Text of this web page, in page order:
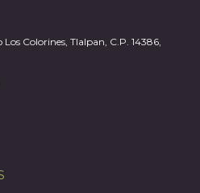
Colorines, Tlalpan, C.P. 14386,